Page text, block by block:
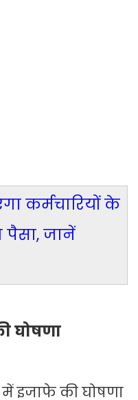
कर्मचारियों के
पैसा, जानें
घोषणा
इजाफे की घोषणा